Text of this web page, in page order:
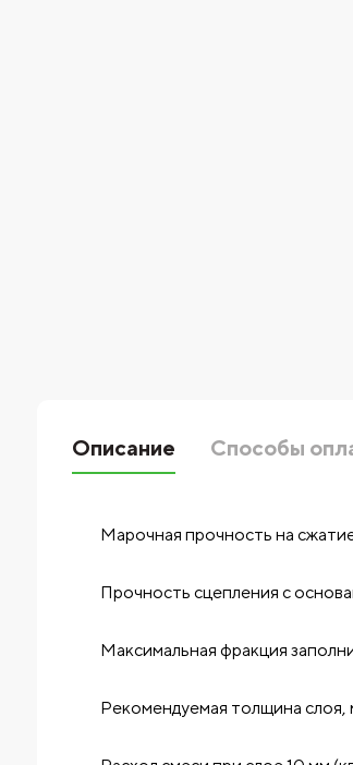
Описание Способы
Марочная прочность на
Прочность сцепления с
Максимальная фракция
Рекомендуемая толщина слоя,